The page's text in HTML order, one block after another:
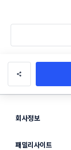
회사정보
패밀리사이트